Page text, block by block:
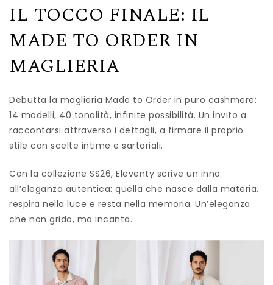
IL TOCCO FINALE: IL
MADE TO ORDER IN
MAGLIERIA
Debutta la maglieria Made to Order in puro cashmere:
14 modelli, 40 tonalità, infinite possibilità. Un invito a
raccontarsi attraverso i dettagli, a firmare il proprio
stile con scelte intime e sartoriali.
Con la collezione SS26, Eleventy scrive un inno
all’eleganza autentica: quella che nasce dalla materia,
respira nella luce e resta nella memoria. Un’eleganza
che non grida, ma incanta.